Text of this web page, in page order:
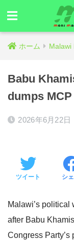
ホーム Malawi
Babu
dumps
2026年6月22日
ツイート シ
Malawi’s political
after Babu
Congress